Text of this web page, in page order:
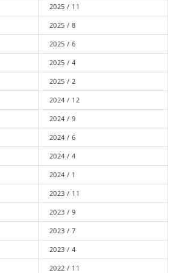
2025 / 11
2025 / 8
2025 / 6
2025 / 4
2025 / 2
2024 / 12
2024 / 9
2024 / 6
2024 / 4
2024 / 1
2023 / 11
2023 / 9
2023 / 7
2023 / 4
2022 / 11